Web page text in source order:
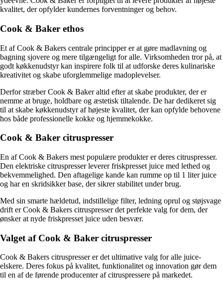
kvalitet, der opfylder kundernes forventninger og behov.
Cook & Baker ethos
Et af Cook & Bakers centrale principper er at gøre madlavning og
bagning sjovere og mere tilgængeligt for alle. Virksomheden tror på, at
godt køkkenudstyr kan inspirere folk til at udforske deres kulinariske
kreativitet og skabe uforglemmelige madoplevelser.
Derfor stræber Cook & Baker altid efter at skabe produkter, der er
nemme at bruge, holdbare og æstetisk tiltalende. De har dedikeret sig
til at skabe køkkenudstyr af højeste kvalitet, der kan opfylde behovene
hos både professionelle kokke og hjemmekokke.
Cook & Baker citruspresser
En af Cook & Bakers mest populære produkter er deres citruspresser.
Den elektriske citruspresser leverer friskpresset juice med lethed og
bekvemmelighed. Den aftagelige kande kan rumme op til 1 liter juice
og har en skridsikker base, der sikrer stabilitet under brug.
Med sin smarte hældetud, indstillelige filter, ledning oprul og støjsvage
drift er Cook & Bakers citruspresser det perfekte valg for dem, der
ønsker at nyde friskpresset juice uden besvær.
Valget af Cook & Baker citruspresser
Cook & Bakers citruspresser er det ultimative valg for alle juice-
elskere. Deres fokus på kvalitet, funktionalitet og innovation gør dem
til en af ​​de førende producenter af citruspressere på markedet.